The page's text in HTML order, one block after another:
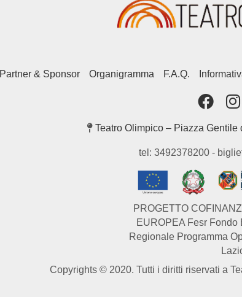
Partner & Sponsor Organigramma F.A.Q.
Teatro Olimpico – Piazza
tel: 3492378200 -
PROGETTO
EUROPEA Fesr
Regionale Programma
Copyrights © 2020. Tutti i diritti riservati a